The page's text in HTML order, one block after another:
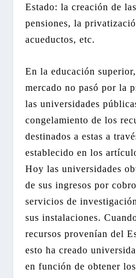
Estado: la creación de
pensiones, la
acueductos, etc.
En la educación
mercado no pasó por la
las universidades
congelamiento de los
destinados a estas a
establecido en los
Hoy las universidades
de sus ingresos por
servicios de
sus instalaciones.
recursos provenían del
esto ha creado
en función de obtener